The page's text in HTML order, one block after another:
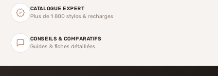
CATALOGUE EXPERT
Plus de 1 800 stylos & recharges
CONSEILS & COMPARATIFS
Guides & fiches détaillées